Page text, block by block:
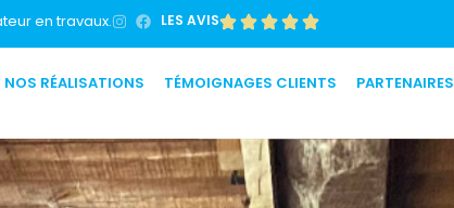
en travaux. LES AVIS
NOS RÉALISATIONS TÉMOIGNAGES CLIENTS PARTENAIRES